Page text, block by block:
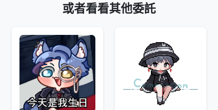
或者看看其他委託